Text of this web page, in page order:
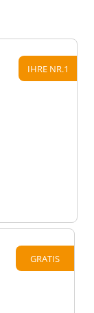
IHRE NR.1
GRATIS